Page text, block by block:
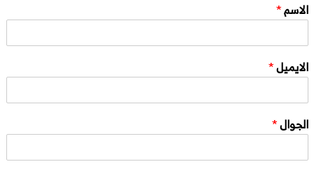
الاسم*
الايميل*
الجوال*